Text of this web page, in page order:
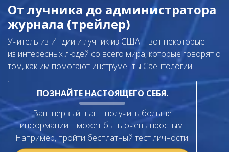
От лучника до администратора
журнала (трейлер)
Учитель из Индии и лучник из США – вот некоторые
из интересных людей со всего мира, которые говорят о
том, как им помогают инструменты Саентологии.
ПОЗНАЙТЕ НАСТОЯЩЕГО СЕБЯ.
Ваш первый шаг – получить больше
информации – может быть очень простым.
Например, пройти бесплатный тест личности.